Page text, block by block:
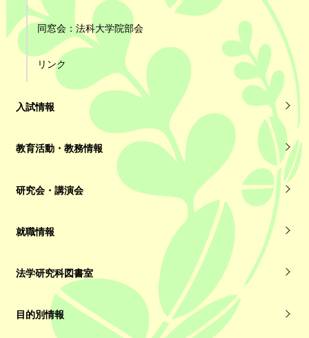
同窓会：法科大学院部会
リンク
入試情報
教育活動・教務情報
研究会・講演会
就職情報
法学研究科図書室
目的別情報